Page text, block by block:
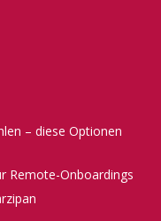
– diese Optionen
Remote-Onboardings